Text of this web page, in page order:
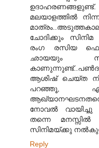
മലയാളത്തില്‍
ചോദിക്കും
രംഗ രസിയ
ഛായയും
ആശിഷ് ചെയ്ത
പറഞ്ഞൂ,
നോവല്‍ വായിച്ചു
തന്നെ
സിനിമയ്ക്കു
Reply